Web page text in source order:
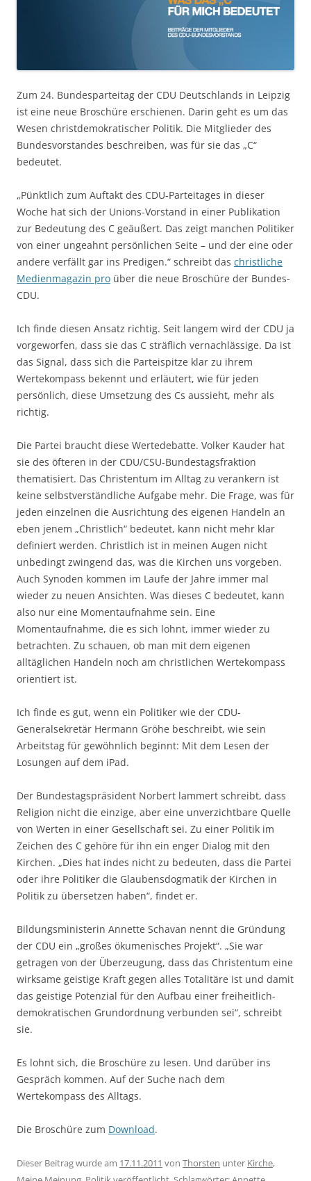
Zum 24. Bundesparteitag der CDU Deutschlands in Leipzig
ist eine neue Broschüre erschienen. Darin geht es um das
Wesen christdemokratischer Politik. Die Mitglieder des
Bundesvorstandes beschreiben, was für sie das „C“
bedeutet.
„Pünktlich zum Auftakt des CDU-Parteitages in dieser
Woche hat sich der Unions-Vorstand in einer Publikation
zur Bedeutung des C geäußert. Das zeigt manchen Politiker
von einer ungeahnt persönlichen Seite – und der eine oder
andere verfällt gar ins Predigen.“ schreibt das christliche
Medienmagazin pro über die neue Broschüre der Bundes-
CDU.
Ich finde diesen Ansatz richtig. Seit langem wird der CDU ja
vorgeworfen, dass sie das C sträflich vernachlässige. Da ist
das Signal, dass sich die Parteispitze klar zu ihrem
Wertekompass bekennt und erläutert, wie für jeden
persönlich, diese Umsetzung des Cs aussieht, mehr als
richtig.
Die Partei braucht diese Wertedebatte. Volker Kauder hat
sie des öfteren in der CDU/CSU-Bundestagsfraktion
thematisiert. Das Christentum im Alltag zu verankern ist
keine selbstverständliche Aufgabe mehr. Die Frage, was für
jeden einzelnen die Ausrichtung des eigenen Handeln an
eben jenem „Christlich“ bedeutet, kann nicht mehr klar
definiert werden. Christlich ist in meinen Augen nicht
unbedingt zwingend das, was die Kirchen uns vorgeben.
Auch Synoden kommen im Laufe der Jahre immer mal
wieder zu neuen Ansichten. Was dieses C bedeutet, kann
also nur eine Momentaufnahme sein. Eine
Momentaufnahme, die es sich lohnt, immer wieder zu
betrachten. Zu schauen, ob man mit dem eigenen
alltäglichen Handeln noch am christlichen Wertekompass
orientiert ist.
Ich finde es gut, wenn ein Politiker wie der CDU-
Generalsekretär Hermann Gröhe beschreibt, wie sein
Arbeitstag für gewöhnlich beginnt: Mit dem Lesen der
Losungen auf dem iPad.
Der Bundestagspräsident Norbert lammert schreibt, dass
Religion nicht die einzige, aber eine unverzichtbare Quelle
von Werten in einer Gesellschaft sei. Zu einer Politik im
Zeichen des C gehöre für ihn ein enger Dialog mit den
Kirchen. „Dies hat indes nicht zu bedeuten, dass die Partei
oder ihre Politiker die Glaubensdogmatik der Kirchen in
Politik zu übersetzen haben“, findet er.
Bildungsministerin Annette Schavan nennt die Gründung
der CDU ein „großes ökumenisches Projekt“. „Sie war
getragen von der Überzeugung, dass das Christentum eine
wirksame geistige Kraft gegen alles Totalitäre ist und damit
das geistige Potenzial für den Aufbau einer freiheitlich-
demokratischen Grundordnung verbunden sei“, schreibt
sie.
Es lohnt sich, die Broschüre zu lesen. Und darüber ins
Gespräch kommen. Auf der Suche nach dem
Wertekompass des Alltags.
Die Broschüre zum Download.
Dieser Beitrag wurde am 17.11.2011 von Thorsten unter Kirche,